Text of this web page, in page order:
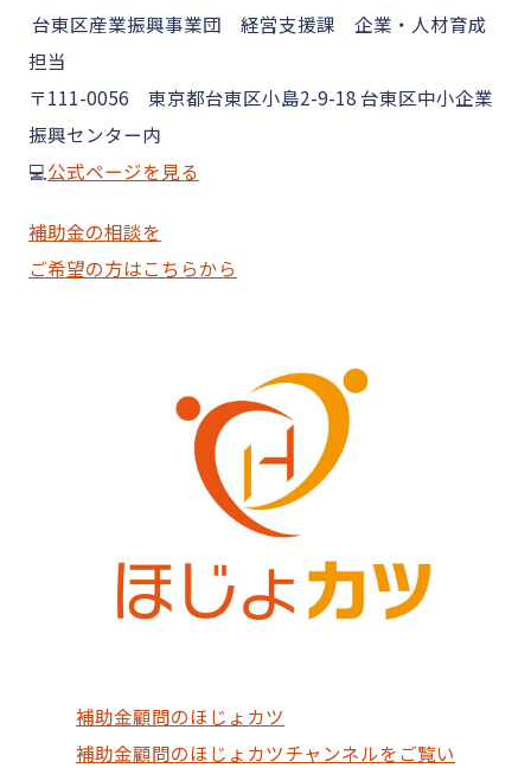
台東区産業振興事業団 経営支援課 企業・人材育成
担当
〒111-0056 東京都台東区小島2-9-18 台東区中小企業
振興センター内
💻公式ページを見る
補助金の相談を
ご希望の方はこちらから
補助金顧問のほじょカツ
補助金顧問のほじょカツチャンネルをご覧い